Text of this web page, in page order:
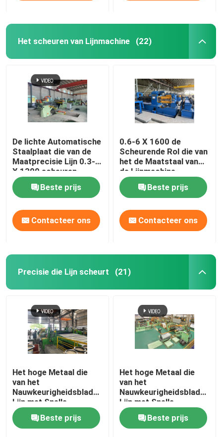
Het scheuren van Lijnmachine (22)
De lichte Automatische
Staalplaat die van de
Maatprecisie Lijn 0.3-3
X 1300 scheuren
Beste prijs
Contacteer ons
0.6-6 X 1600 de
Scheurende Rol die van
het de Maatstaal van
de Lijnmachine
Middelgrote Lijn
scheurenBeste prijs
Contacteer ons
Precisie die Lijn scheurt (21)
Het hoge Metaal die
van het
Nauwkeurigheidsblad
Lijn met Snelle
Veranderings
Tweelingsnijmachines
scheuren
Beste prijs
Het hoge Metaal die
van het
Nauwkeurigheidsblad
Lijn met Snelle
Veranderings
Tweelingsnijmachines
scheuren
Beste prijs